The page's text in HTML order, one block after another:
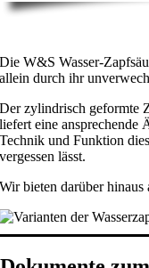
Die W&S Wasser-
allein durch ihr
Der zylindrisch geformte
liefert eine ansprechende
Technik und Funktion
vergessen lässt.
Wir bieten darüber hinaus